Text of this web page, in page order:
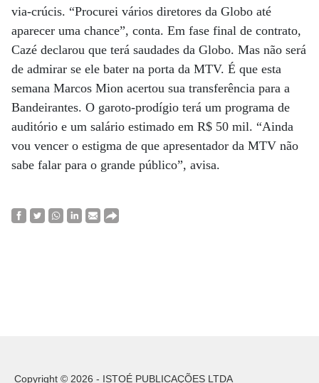
via-crúcis. “Procurei vários diretores da Globo até
aparecer uma chance”, conta. Em fase final de contrato,
Cazé declarou que terá saudades da Globo. Mas não será
de admirar se ele bater na porta da MTV. É que esta
semana Marcos Mion acertou sua transferência para a
Bandeirantes. O garoto-prodígio terá um programa de
auditório e um salário estimado em R$ 50 mil. “Ainda
vou vencer o estigma de que apresentador da MTV não
sabe falar para o grande público”, avisa.
Copyright © 2026 - ISTOÉ PUBLICAÇÕES LTDA